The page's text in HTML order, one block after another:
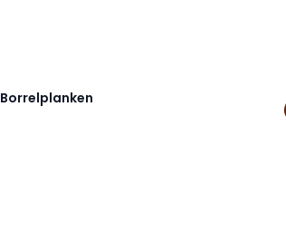
Borrelplanken